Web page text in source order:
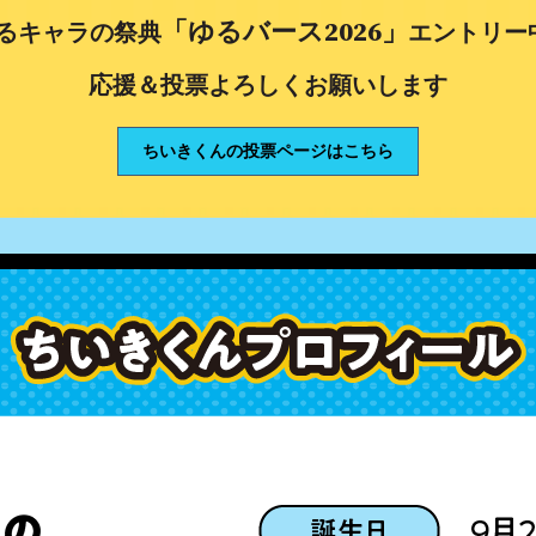
キャラの祭典 「ゆるバース2026」 エントリー
応援＆投票よろしくお願いします
ちいきくんの投票ページはこちら